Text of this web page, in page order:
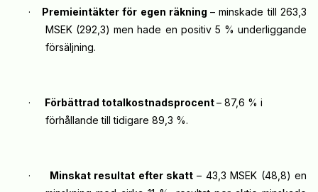
· Premieintäkter för egen räkning– minskade till 263,3
MSEK (292,3) men hade en positiv 5 % underliggande
försäljning.
· Förbättrad totalkostnadsprocent– 87,6 % i
förhållande till tidigare 89,3 %.
· Minskat resultat efter skatt – 43,3 MSEK (48,8) en